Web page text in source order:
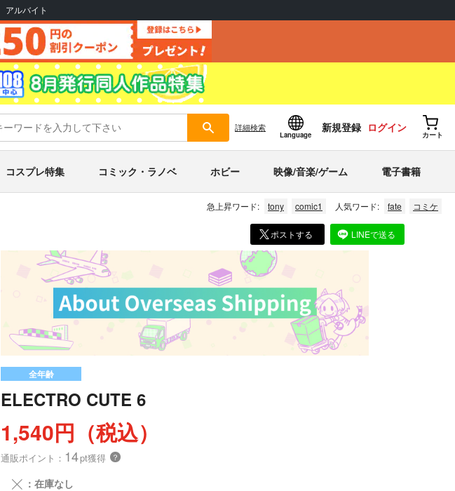
アルバイト
詳細検索
Language
新規登録 ログイン
カート
コスプレ特集 コミック・ラノベ ホビー 映像/音楽/ゲーム 電子書籍
急上昇ワード: tony comic1 人気ワード: fate コミケ
ポストする LINEで送る
全年齢
ELECTRO CUTE 6
1,540円（税込）
通販ポイント： 14pt獲得 ？
╳ ：在庫なし